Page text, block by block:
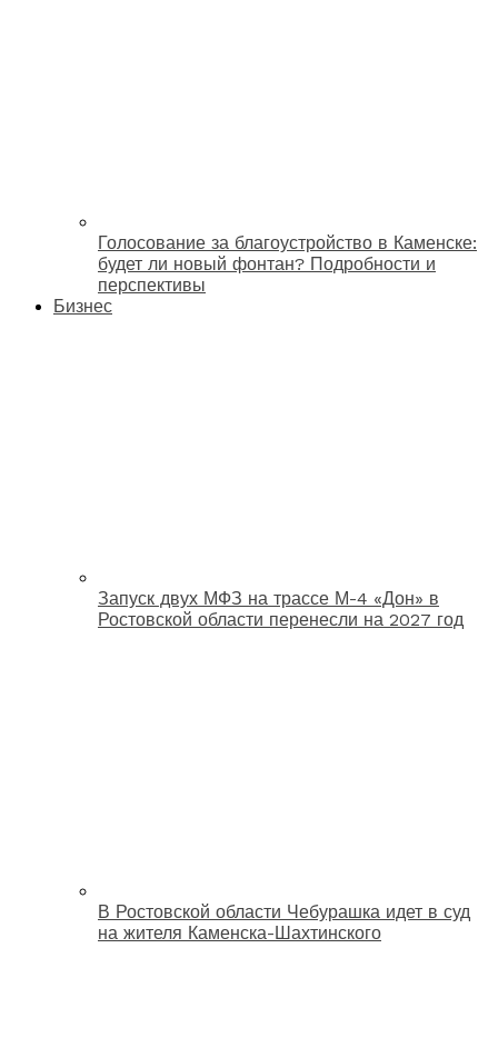
Голосование за благоустройство в Каменске:
будет ли новый фонтан? Подробности и
перспективы
Бизнес
Запуск двух МФЗ на трассе М-4 «Дон» в
Ростовской области перенесли на 2027 год
В Ростовской области Чебурашка идет в суд
на жителя Каменска-Шахтинского